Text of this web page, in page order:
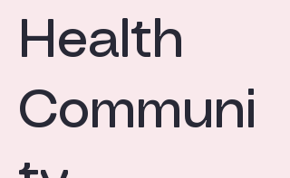
Health
Communi